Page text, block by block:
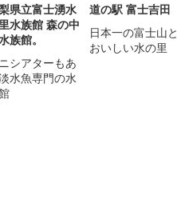
県立富士湧水
水族館 森の中
族館。
シアターもあ
水魚専門の水
道の駅 富士吉田
日本一の富士山と
おいしい水の里